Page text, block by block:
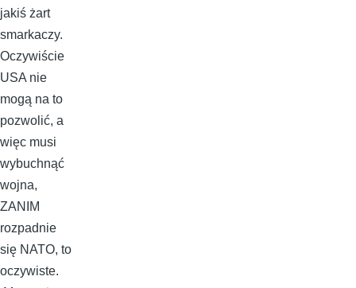
jakiś żart
smarkaczy.
Oczywiście
USA nie
mogą na to
pozwolić, a
więc musi
wybuchnąć
wojna,
ZANIM
rozpadnie
się NATO, to
oczywiste.